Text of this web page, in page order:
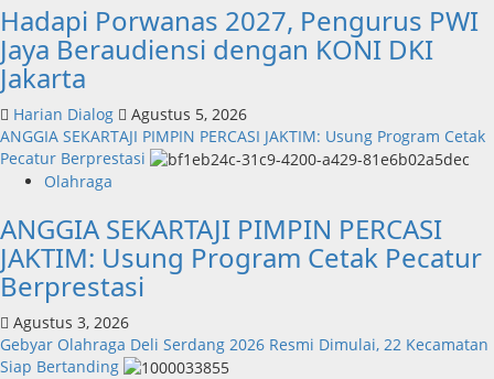
Hadapi Porwanas 2027, Pengurus PWI
Jaya Beraudiensi dengan KONI DKI
Jakarta
Harian Dialog
Agustus 5, 2026
ANGGIA SEKARTAJI PIMPIN PERCASI JAKTIM: Usung Program Cetak
Pecatur Berprestasi
Olahraga
ANGGIA SEKARTAJI PIMPIN PERCASI
JAKTIM: Usung Program Cetak Pecatur
Berprestasi
Agustus 3, 2026
Gebyar Olahraga Deli Serdang 2026 Resmi Dimulai, 22 Kecamatan
Siap Bertanding